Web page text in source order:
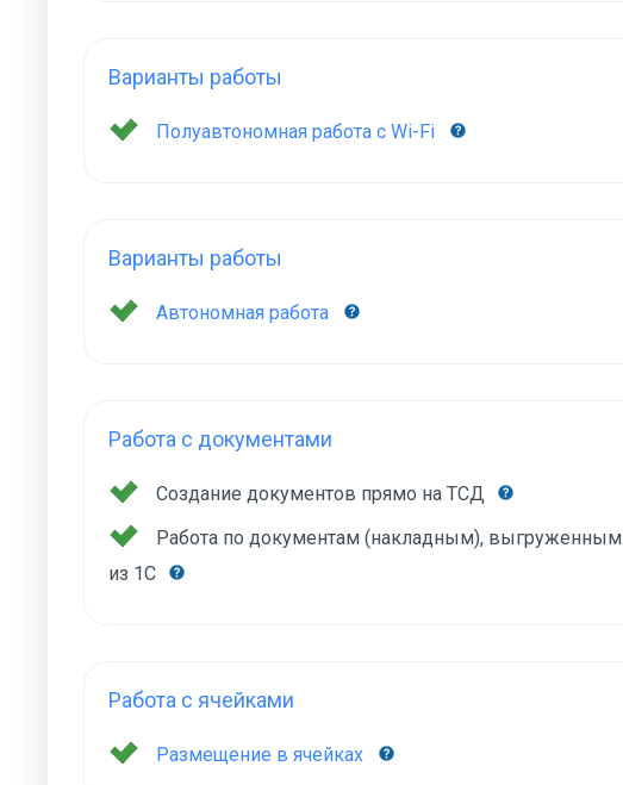
Варианты работы
Полуавтономная работа с Wi-Fi
Варианты работы
Автономная работа
Работа с документами
Создание документов прямо на ТСД
Работа по документам (накладным), выгруженным
из 1С
Работа с ячейками
Размещение в ячейках